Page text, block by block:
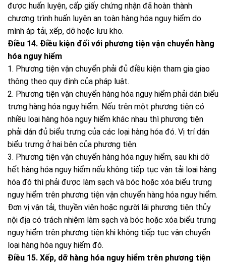
được huấn luyện, cấp giấy chứng nhận đã hoàn thành
chương trình huấn luyện an toàn hàng hóa nguy hiểm do
mình áp tải, xếp, dỡ hoặc lưu kho.
Điều 14. Điều kiện đối với phương tiện vận chuyển hàng
hóa nguy hiểm
1. Phương tiện vận chuyển phải đủ điều kiện tham gia giao
thông theo quy định của pháp luật.
2. Phương tiện vận chuyển hàng hóa nguy hiểm phải dán biểu
trưng hàng hóa nguy hiểm. Nếu trên một phương tiện có
nhiều loại hàng hóa nguy hiểm khác nhau thì phương tiện
phải dán đủ biểu trưng của các loại hàng hóa đó. Vị trí dán
biểu trưng ở hai bên của phương tiện.
3. Phương tiện vận chuyển hàng hóa nguy hiểm, sau khi dỡ
hết hàng hóa nguy hiểm nếu không tiếp tục vận tải loại hàng
hóa đó thì phải được làm sạch và bóc hoặc xóa biểu trưng
nguy hiểm trên phương tiện vận chuyển hàng hóa nguy hiểm.
Đơn vị vận tải, thuyền viên hoặc người lái phương tiện thủy
nội địa có trách nhiệm làm sạch và bóc hoặc xóa biểu trưng
nguy hiểm trên phương tiện khi không tiếp tục vận chuyển
loại hàng hóa nguy hiểm đó.
Điều 15. Xếp, dỡ hàng hóa nguy hiểm trên phương tiện